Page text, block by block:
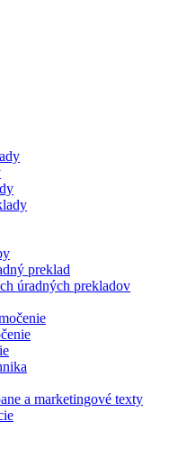
preklad
úradných prekladov
a marketingové texty